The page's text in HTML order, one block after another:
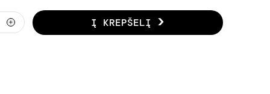
Į KREPŠELĮ